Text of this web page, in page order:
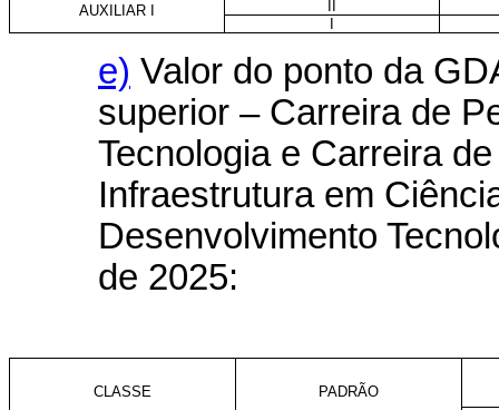
AUXILIAR I
e) Valor do ponto da
superior – Carreira de
Tecnologia e Carreira
Infraestrutura em
Desenvolvimento
de 2025:
CLASSE PADRÃO